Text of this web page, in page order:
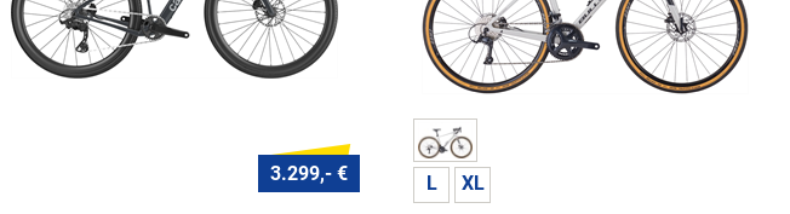
3.299,- € L XL